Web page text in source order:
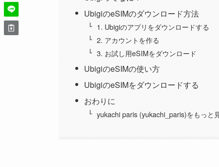
UbigiのeSIMのダウンロード方法
1. Ubigiのアプリをダウンロードする
2. アカウントを作る
3. お試し用eSIMをダウンロード
UbigiのeSIMの使い方
UbigiのeSIMをダウンロードする
おわりに
yukachi paris (yukachi_paris)をもっと